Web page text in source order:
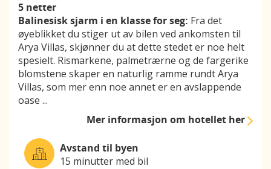
5 netter
Balinesisk sjarm i en klasse for seg: Fra det
øyeblikket du stiger ut av bilen ved ankomsten til
Arya Villas, skjønner du at dette stedet er noe helt
spesielt. Rismarkene, palmetrærne og de fargerike
blomstene skaper en naturlig ramme rundt Arya
Villas, som mer enn noe annet er en avslappende
oase ...
Mer informasjonom hotellet her
Avstand til byen
15 minutter med bil